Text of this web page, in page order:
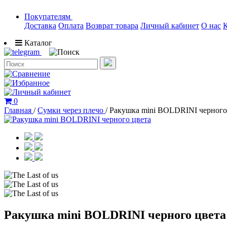
Покупателям
Доставка Оплата Возврат товара Личный кабинет О нас
Каталог
0
Главная / Сумки через плечо / Ракушка mini BOLDRINI черного
Ракушка mini BOLDRINI черного цвета